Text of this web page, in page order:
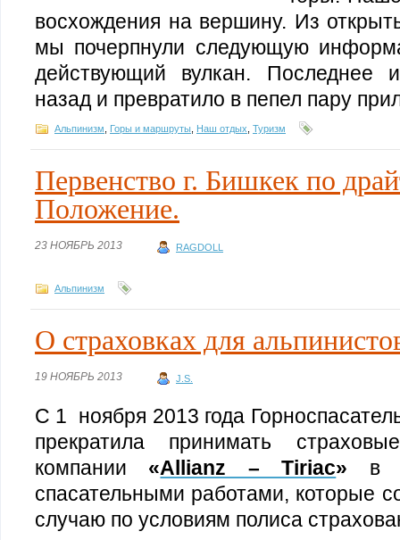
восхождения на вершину. Из
мы почерпнули следующую
действующий вулкан. Последнее
назад и превратило в пепел пару
Альпинизм Горы и маршруты Наш отдых Туризм
Первенство г. Бишкек по
Положение.
23 НОЯБРЬ 2013 RAGDOLL
Альпинизм
О страховках для
19 НОЯБРЬ 2013 J.S.
С 1 ноября 2013 года
прекратила принимать
компании «Allianz – Tiriac» в
спасательными работами, которые
случаю по условиям полиса